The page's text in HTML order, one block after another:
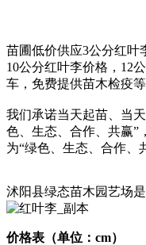
苗圃低价供应3公分红叶
10公分红叶李价格，12
车，免费提供苗木检疫
我们承诺当天起苗、当
色、生态、合作、共赢”
为“绿色、生态、合作、
沭阳县绿态苗木园艺场
价格表（单位：cm）